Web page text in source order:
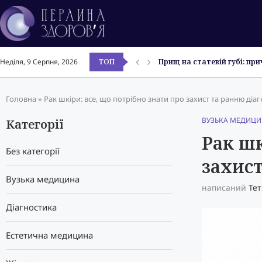
Неділя, 9 Серпня, 2026 ТОП
Гідазепам: повна
Бетаргін в ампулах і
Атоксил гель: інструкція
Прищі на голові: причини
Чи набирають вагу після
Ентерол 250: інструкція з
Смекта: інструкція з
Мазь від прищів:
Головна » Рак шкіри: все, що потрібно знати про захист та ранню
ВУЗЬКА
Рак
написаний
Категорії
Без категорії
Вузька медицина
Діагностика
Естетична медицина